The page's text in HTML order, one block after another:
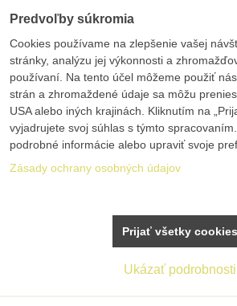
Predvoľby súkromia
Cookies používame na zlepšenie vašej
stránky, analýzu jej výkonnosti a
používaní. Na tento účel môžeme použiť
strán a zhromaždené údaje sa môžu
USA alebo iných krajinách. Kliknutím na
vyjadrujete svoj súhlas s týmto
podrobné informácie alebo upraviť svoje
Zásady ochrany osobných údajov
Ukázať podrobnosti
Prijať všetky cookies